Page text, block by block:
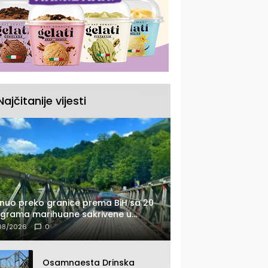
vijesti
preko granice prema BiH sa 20
marihuane sakrivene u
2026 0
Osamnaesta Drinska